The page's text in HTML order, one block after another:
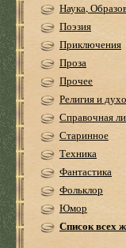
Наука,
Поэзия
Приключения
Проза
Прочее
Религия и
Справочная
Старинное
Техника
Фантастика
Фольклор
Юмор
Список всех